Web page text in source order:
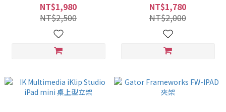
NT$1,980
NT$2,500
NT$1,780
NT$2,000